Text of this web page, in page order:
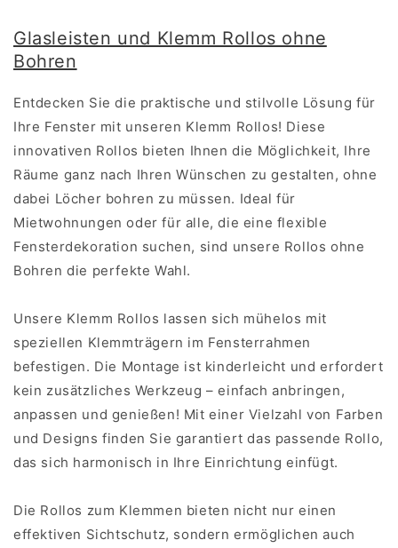
Glasleisten und Klemm Rollos ohne
Bohren
Entdecken Sie die praktische und stilvolle Lösung für
Ihre Fenster mit unseren Klemm Rollos! Diese
innovativen Rollos bieten Ihnen die Möglichkeit, Ihre
Räume ganz nach Ihren Wünschen zu gestalten, ohne
dabei Löcher bohren zu müssen. Ideal für
Mietwohnungen oder für alle, die eine flexible
Fensterdekoration suchen, sind unsere Rollos ohne
Bohren die perfekte Wahl.
Unsere Klemm Rollos lassen sich mühelos mit
speziellen Klemmträgern im Fensterrahmen
befestigen. Die Montage ist kinderleicht und erfordert
kein zusätzliches Werkzeug – einfach anbringen,
anpassen und genießen! Mit einer Vielzahl von Farben
und Designs finden Sie garantiert das passende Rollo,
das sich harmonisch in Ihre Einrichtung einfügt.
Die Rollos zum Klemmen bieten nicht nur einen
effektiven Sichtschutz, sondern ermöglichen auch